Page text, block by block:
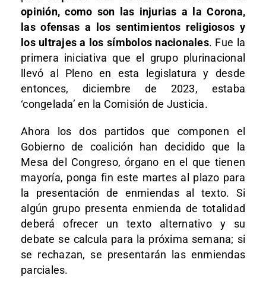
opinión, como son las injurias a la Corona,
las ofensas a los sentimientos religiosos y
los ultrajes a los símbolos nacionales. Fue la
primera iniciativa que el grupo plurinacional
llevó al Pleno en esta legislatura y desde
entonces, diciembre de 2023, estaba
‘congelada’ en la Comisión de Justicia.
Ahora los dos partidos que componen el
Gobierno de coalición han decidido que la
Mesa del Congreso, órgano en el que tienen
mayoría, ponga fin este martes al plazo para
la presentación de enmiendas al texto. Si
algún grupo presenta enmienda de totalidad
deberá ofrecer un texto alternativo y su
debate se calcula para la próxima semana; si
se rechazan, se presentarán las enmiendas
parciales.